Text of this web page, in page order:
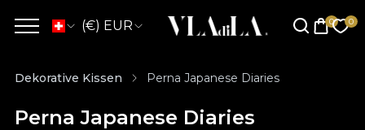
(€) EUR
Dekorative Kissen Perna Japanese Diaries
Perna Japanese Diaries